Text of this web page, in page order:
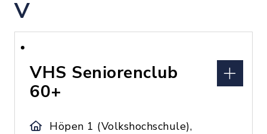
V
VHS Seniorenclub
60+
Höpen 1 (Volkshochschule),